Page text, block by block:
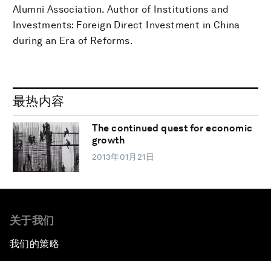
Alumni Association. Author of Institutions and
Investments: Foreign Direct Investment in China
during an Era of Reforms.
最热内容
The continued quest for economic
growth
2013年01月21日
关于我们
我们的策略